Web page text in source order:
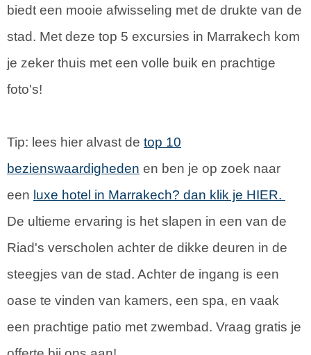
biedt een mooie afwisseling met de drukte van de
stad. Met deze top 5 excursies in Marrakech kom
je zeker thuis met een volle buik en prachtige
foto's!
Tip: lees hier alvast de top 10
bezienswaardigheden en ben je op zoek naar
een luxe hotel in Marrakech? dan klik je HIER.
De ultieme ervaring is het slapen in een van de
Riad's verscholen achter de dikke deuren in de
steegjes van de stad. Achter de ingang is een
oase te vinden van kamers, een spa, en vaak
een prachtige patio met zwembad. Vraag gratis je